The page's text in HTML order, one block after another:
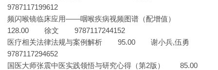
9787117199612
频闪喉镜临床应用——咽喉疾病视频图谱（配增值）
128.00 徐文 9787117244152
医疗相关法律法规与案例解析 95.00 谢小兵,伍勇
9787117294652
国医大师张震中医实践领悟与研究心得（第2版） 85.00